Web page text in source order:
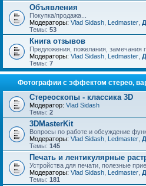
Объявления
Покупка/продажа...
Модераторы: Vlad Sidash Ledmaster
Темы: 53
Книга отзывов
Предложения, пожелания, замечания
Модераторы: Vlad Sidash Ledmaster
Темы: 7
Фотографии с эффектом стерео,
Стереоскопы - классика 3D
Модератор: Vlad Sidash
Темы: 2
3DMasterKit
Вопросы по работе и обсуждение
Модераторы: Vlad Sidash Ledmaster
Темы: 145
Печать и лентикулярные
Устройства для печати, полезные
Модераторы: Vlad Sidash Ledmaster
Темы: 181